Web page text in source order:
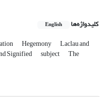
کلیدواژه‌ها English
Hegemony Laclau and
Signified subject The